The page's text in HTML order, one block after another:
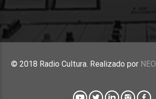
© 2018 Radio Cultura. Realizado por